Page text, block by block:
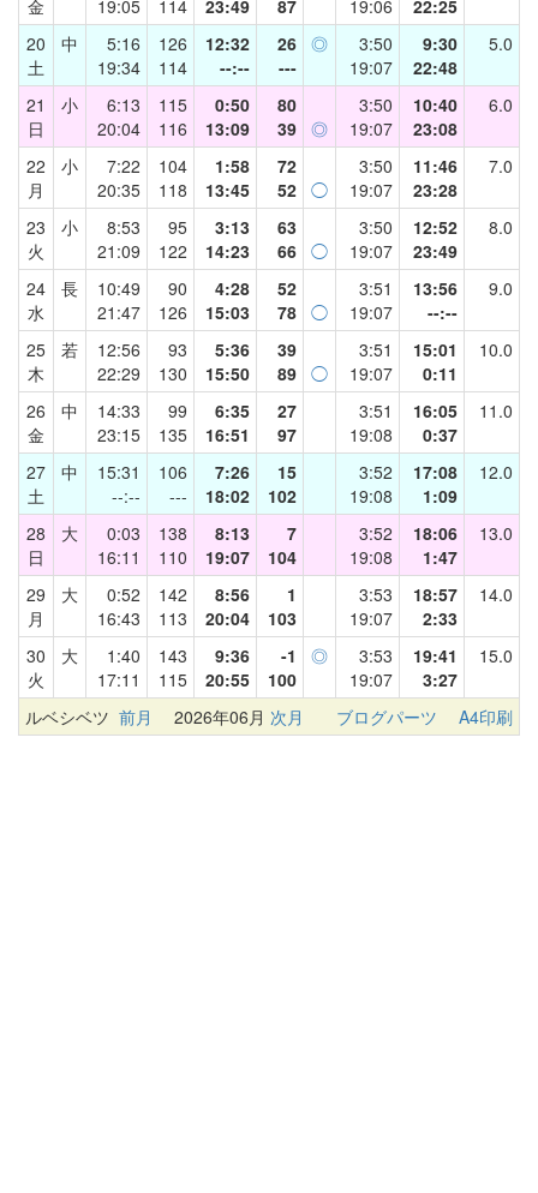
金 19:05 114 23:49 87 19:06
22:25
20
土
中
5:16
19:34
126
114
12:32
--:--
26
---
◎
3:50
19:07
9:30
22:48
5.0
21
日
小
6:13
20:04
115
116
0:50
13:09
80
39 ◎
3:50
19:07
10:40
23:08
6.0
22
月
小
7:22
20:35
104
118
1:58
13:45
72
52 ◯
3:50
19:07
11:46
23:28
7.0
23
火
小
8:53
21:09
95
122
3:13
14:23
63
66 ◯
3:50
19:07
12:52
23:49
8.0
24
水
長
10:49
21:47
90
126
4:28
15:03
52
78 ◯
3:51
19:07
13:56
--:--
9.0
25
木
若
12:56
22:29
93
130
5:36
15:50
39
89 ◯
3:51
19:07
15:01
0:11
10.0
26
金
中
14:33
23:15
99
135
6:35
16:51
27
97
3:51
19:08
16:05
0:37
11.0
27
土
中
15:31
--:--
106
---
7:26
18:02
15
102
3:52
19:08
17:08
1:09
12.0
28
日
大
0:03
16:11
138
110
8:13
19:07
7
104
3:52
19:08
18:06
1:47
13.0
29
月
大
0:52
16:43
142
113
8:56
20:04
1
103
3:53
19:07
18:57
2:33
14.0
30
火
大
1:40
17:11
143
115
9:36
20:55
-1
100
◎
3:53
19:07
19:41
3:27
15.0
ルベシベツ 前月 2026年06月 次月 ブログパーツ A4印刷